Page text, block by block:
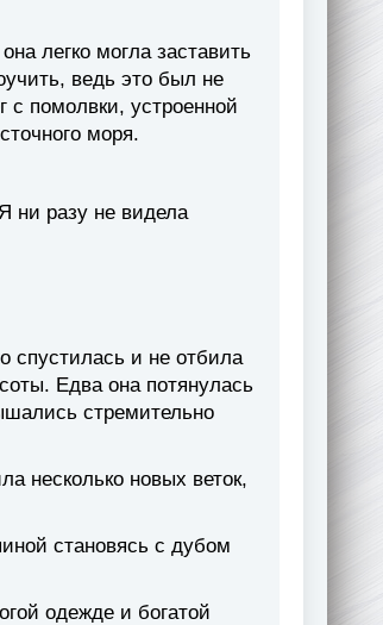
легко могла заставить
ведь это был не
с помолвки, устроенной
моря.
ни разу не видела
спустилась и не отбила
Едва она потянулась
стремительно
несколько новых веток,
становясь с дубом
одежде и богатой